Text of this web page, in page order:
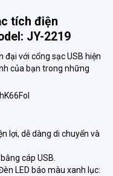
tích điện
JY-2219
đại với cổng sạc USB hiện
của bạn trong những
lợi, dễ dàng di chuyển và
cáp USB.
LED báo màu xanh lục: